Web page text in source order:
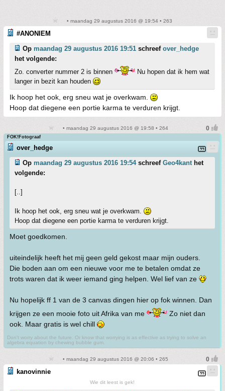
• maandag 29 augustus 2016 @ 19:54 • 263
#ANONIEM
Op maandag 29 augustus 2016 19:51 schreef over_hedge
het volgende:
Zo. converter nummer 2 is binnen
Nu hopen dat ik hem wat
langer in bezit kan houden
Ik hoop het ook, erg sneu wat je overkwam.
Hoop dat diegene een portie karma te verduren krijgt.
• maandag 29 augustus 2016 @ 19:58 • 264
FOK!Fotograaf
over_hedge
Op maandag 29 augustus 2016 19:54schreef Geo4kanthet
volgende:
[..]
Ik hoop het ook, erg sneu wat je overkwam.
Hoop dat diegene een portie karma te verduren krijgt.
Moet goedkomen.
uiteindelijk heeft het mij geen geld gekost maar mijn ouders.
Die boden aan om een nieuwe voor me te betalen omdat ze
trots waren dat ik weer iemand ging helpen. Wel lief van ze
Nu hopelijk ff 1 van de 3 canvas dingen hier op fok winnen. Dan
krijgen ze een mooie foto uit Afrika van me
Zo niet dan
ook. Maar gratis is wel chill
Don't worry about the future. Or know that worrying is as effective as trying to solve an
algebra equation by chewing bubble gum.
• maandag 29 augustus 2016 @ 20:06 • 265
kanovinnie
Wie dit leest is gek!